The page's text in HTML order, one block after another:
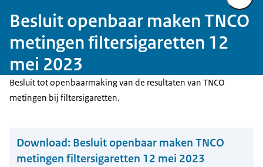
Besluit openbaar maken TNCO
metingen filtersigaretten 12
mei 2023
Besluit tot openbaarmaking van de resultaten van TNCO
metingen bij filtersigaretten.
Download: Besluit openbaar maken TNCO
metingen filtersigaretten 12 mei 2023